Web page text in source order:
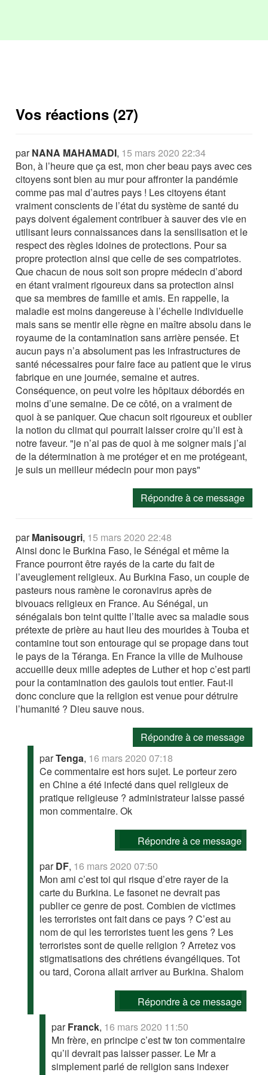
Vos réactions (27)
parNANA MAHAMADI, 15 mars 2020 22:34
Bon, à l’heure que ça est, mon cher beau pays avec ces
citoyens sont bien au mur pour affronter la pandémie
comme pas mal d’autres pays ! Les citoyens étant
vraiment conscients de l’état du système de santé du
pays doivent également contribuer à sauver des vie en
utilisant leurs connaissances dans la sensilisation et le
respect des règles idoines de protections. Pour sa
propre protection ainsi que celle de ses compatriotes.
Que chacun de nous soit son propre médecin d’abord
en étant vraiment rigoureux dans sa protection ainsi
que sa membres de famille et amis. En rappelle, la
maladie est moins dangereuse à l’échelle individuelle
mais sans se mentir elle règne en maître absolu dans le
royaume de la contamination sans arrière pensée. Et
aucun pays n’a absolument pas les infrastructures de
santé nécessaires pour faire face au patient que le virus
fabrique en une journée, semaine et autres.
Conséquence, on peut voire les hôpitaux débordés en
moins d’une semaine. De ce côté, on a vraiment de
quoi à se paniquer. Que chacun soit rigoureux et oublier
la notion du climat qui pourrait laisser croire qu’il est à
notre faveur. "je n’ai pas de quoi à me soigner mais j’ai
de la détermination à me protéger et en me protégeant,
je suis un meilleur médecin pour mon pays"
Répondre à ce message
parManisougri, 15 mars 2020 22:48
Ainsi donc le Burkina Faso, le Sénégal et même la
France pourront être rayés de la carte du fait de
l’aveuglement religieux. Au Burkina Faso, un couple de
pasteurs nous ramène le coronavirus après de
bivouacs religieux en France. Au Sénégal, un
sénégalais bon teint quitte l’Italie avec sa maladie sous
prétexte de prière au haut lieu des mourides à Touba et
contamine tout son entourage qui se propage dans tout
le pays de la Téranga. En France la ville de Mulhouse
accueille deux mille adeptes de Luther et hop c’est parti
pour la contamination des gaulois tout entier. Faut-il
donc conclure que la religion est venue pour détruire
l’humanité ? Dieu sauve nous.
Répondre à ce message
parTenga, 16 mars 2020 07:18
Ce commentaire est hors sujet. Le porteur zero
en Chine a été infecté dans quel religieux de
pratique religieuse ? administrateur laisse passé
mon commentaire. Ok
Répondre à ce message
parDF, 16 mars 2020 07:50
Mon ami c’est toi qui risque d’etre rayer de la
carte du Burkina. Le fasonet ne devrait pas
publier ce genre de post. Combien de victimes
les terroristes ont fait dans ce pays ? C’est au
nom de qui les terroristes tuent les gens ? Les
terroristes sont de quelle religion ? Arretez vos
stigmatisations des chrétiens évangéliques. Tot
ou tard, Corona allait arriver au Burkina. Shalom
Répondre à ce message
parFranck, 16 mars 2020 11:50
Mn frère, en principe c’est tw ton commentaire
qu’il devrait pas laisser passer. Le Mr a
simplement parlé de religion sans indexer